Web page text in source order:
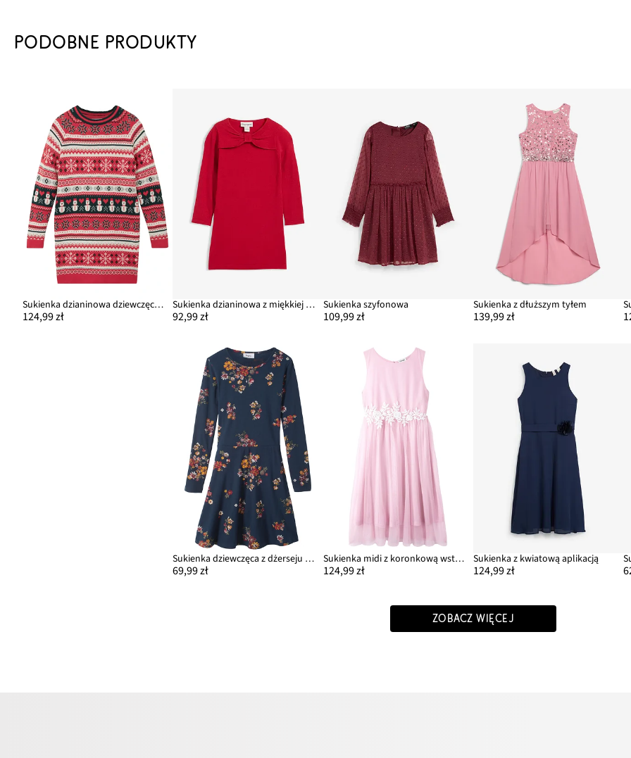
PODOBNE PRODUKTY
Sukienka dzianinowa dziewczęca w zimowy deseń
124,99 zł
Sukienka dzianinowa z miękkiej mieszanki wiskozy
92,99 zł
Sukienka szyfonowa
109,99 zł
Sukienka z dłuższym tyłem
139,99 zł
Sukienka dziewczęca z dżerseju z czystej bawełny
69,99 zł
Sukienka midi z koronkową wstawką
124,99 zł
Sukienka z kwiatową aplikacją
124,99 zł
ZOBACZ WIĘCEJ